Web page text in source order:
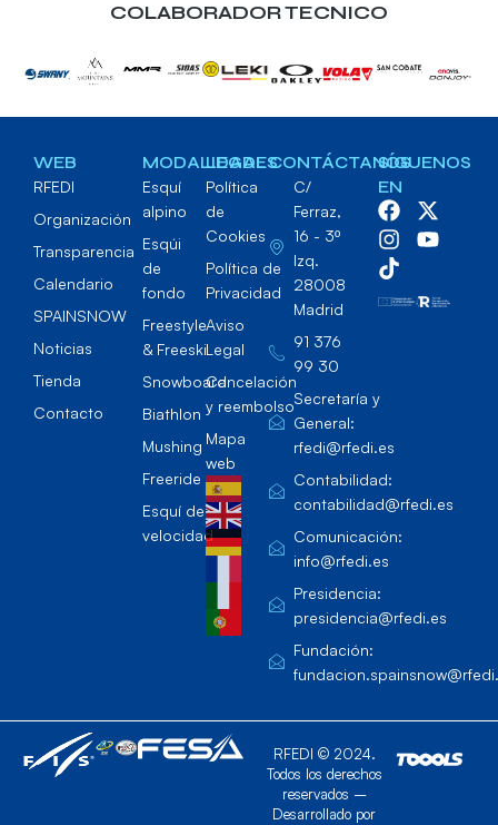
COLABORADOR TECNICO
WEB
RFEDI
Organización
Transparencia
Calendario
SPAINSNOW
Noticias
Tienda
Contacto
MODALIDADES
Esquí
alpino
Esqúi
de
fondo
Freestyle
& Freeski
Snowboard
Biathlon
Mushing
Freeride
Esquí de
velocidad
LEGAL
Política
de
Cookies
Política de
Privacidad
Aviso
Legal
Cancelación
y reembolso
Mapa
web
CONTÁCTANOS
C/
Ferraz,
16 - 3º
Izq.
28008
Madrid
91 376
99 30
Secretaría y
General:
rfedi@rfedi.es
Contabilidad:
contabilidad@rfedi.es
Comunicación:
info@rfedi.es
Presidencia:
presidencia@rfedi.es
Fundación:
SÍGUENOS
EN
RFEDI © 2024.
Todos los derechos
reservados –
Desarrollado por